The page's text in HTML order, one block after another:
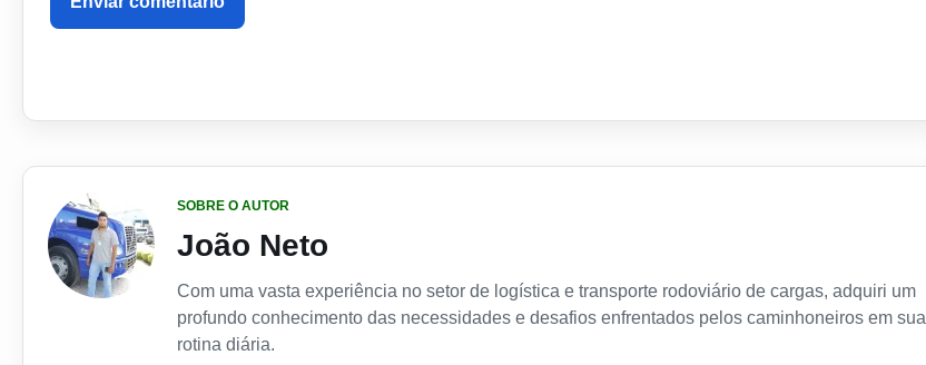
SOBRE O AUTOR
João Neto
Com uma vasta experiência no setor de logística e transporte rodoviário de cargas, adquiri um
profundo conhecimento das necessidades e desafios enfrentados pelos caminhoneiros em sua
rotina diária.